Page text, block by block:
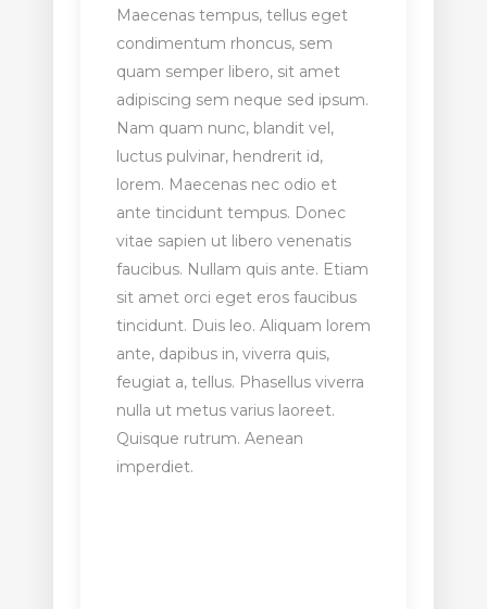
Maecenas tempus, tellus eget
condimentum rhoncus, sem
quam semper libero, sit amet
adipiscing sem neque sed ipsum.
Nam quam nunc, blandit vel,
luctus pulvinar, hendrerit id,
lorem. Maecenas nec odio et
ante tincidunt tempus. Donec
vitae sapien ut libero venenatis
faucibus. Nullam quis ante. Etiam
sit amet orci eget eros faucibus
tincidunt. Duis leo. Aliquam lorem
ante, dapibus in, viverra quis,
feugiat a, tellus. Phasellus viverra
nulla ut metus varius laoreet.
Quisque rutrum. Aenean
imperdiet.